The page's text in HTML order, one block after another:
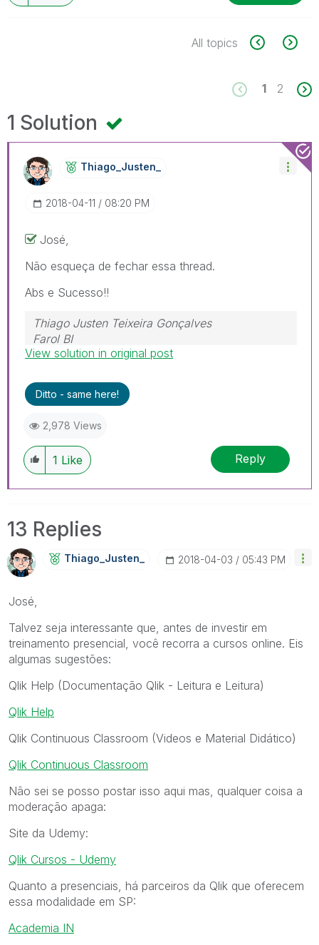
All topics
1 2
1 Solution
Thiago_Justen_
‎2018-04-11 08:20 PM
José,
Não esqueça de fechar essa thread.
Abs e Sucesso!!
Thiago Justen Teixeira Gonçalves
Farol BI
WhatsApp: 24 98152-1675
View solution in original post
Ditto - same here!
2,978 Views
1 Like Reply
13 Replies
Thiago_Justen_ ‎2018-04-03 05:43 PM
José,
Talvez seja interessante que, antes de investir em
treinamento presencial, você recorra a cursos online. Eis
algumas sugestões:
Qlik Help (Documentação Qlik - Leitura e Leitura)
Qlik Help
Qlik Continuous Classroom (Videos e Material Didático)
Qlik Continuous Classroom
Não sei se posso postar isso aqui mas, qualquer coisa a
moderação apaga:
Site da Udemy:
Qlik Cursos - Udemy
Quanto a presenciais, há parceiros da Qlik que oferecem
essa modalidade em SP:
Academia IN